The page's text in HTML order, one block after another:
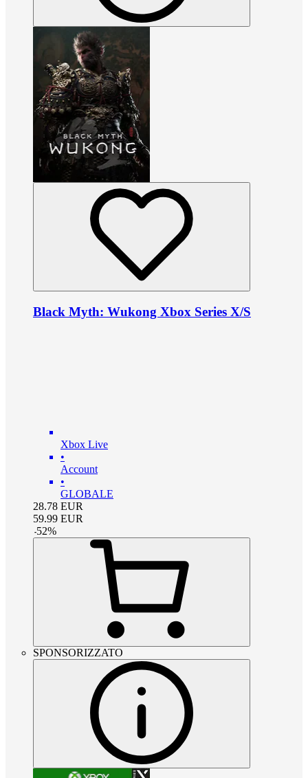
Black Myth: Wukong Xbox Series X/S
Xbox Live
•
Account
•
GLOBALE
28.78 EUR
59.99 EUR
-52%
SPONSORIZZATO